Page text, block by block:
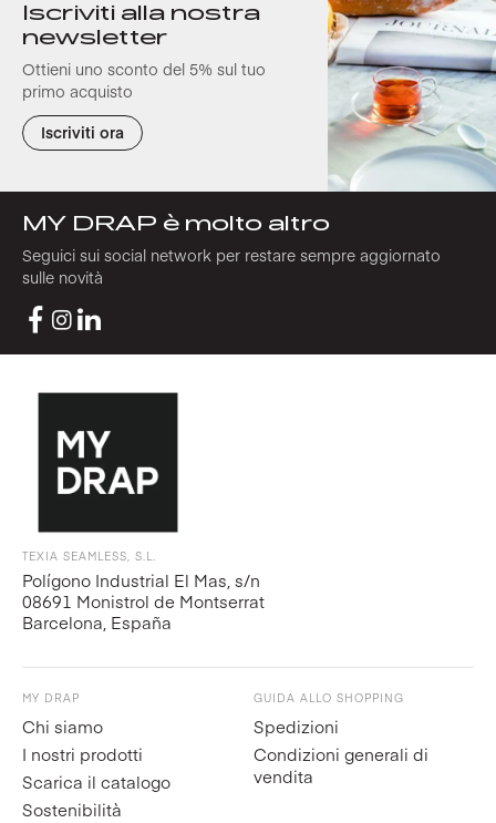
Iscriviti alla nostra
newsletter
Ottieni uno sconto del 5% sul tuo
primo acquisto
Iscriviti ora
MY DRAP è molto altro
Seguici sui social network per restare sempre aggiornato
sulle novità
TEXIA SEAMLESS, S.L.
Polígono Industrial El Mas, s/n
08691 Monistrol de Montserrat
Barcelona, España
MY DRAP
Chi siamo
I nostri prodotti
Scarica il catalogo
Sostenibilità
GUIDA ALLO SHOPPING
Spedizioni
Condizioni generali di
vendita